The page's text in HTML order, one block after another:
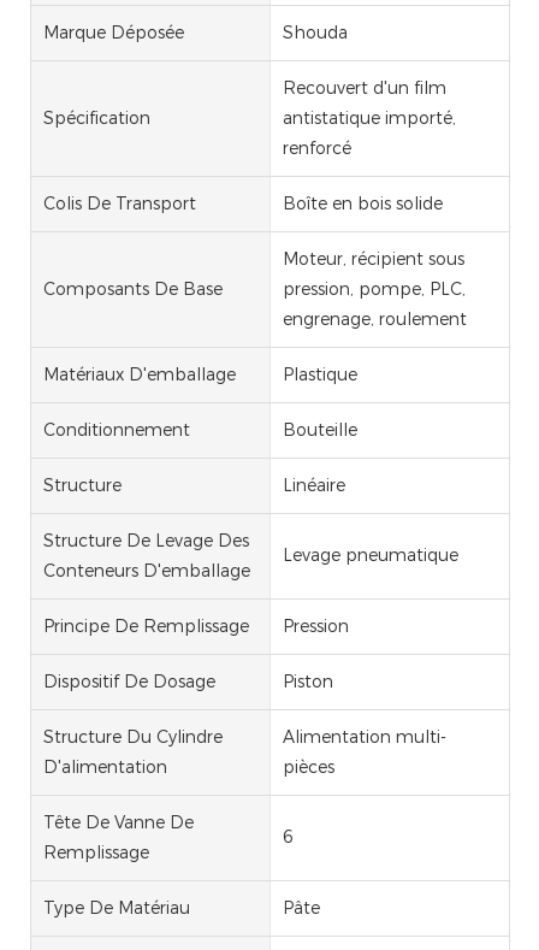
Marque Déposée Shouda
Spécification
Recouvert d'un film
antistatique importé,
renforcé
Colis De Transport Boîte en bois solide
Composants De Base
Moteur, récipient sous
pression, pompe, PLC,
engrenage, roulement
Matériaux D'emballage Plastique
Conditionnement Bouteille
Structure Linéaire
Structure De Levage Des
Conteneurs D'emballage
Levage pneumatique
Principe De Remplissage Pression
Dispositif De Dosage Piston
Structure Du Cylindre
D'alimentation
Alimentation multi-
pièces
Tête De Vanne De
Remplissage
6
Type De Matériau Pâte